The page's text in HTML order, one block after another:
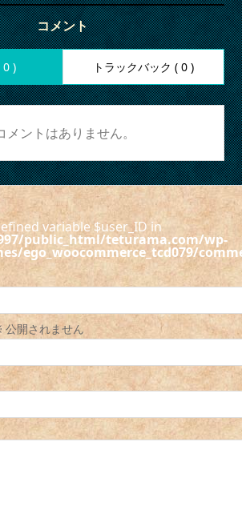
コメント
0 ) トラックバック ( 0 )
ントはありません。
variable $user_ID in
public_html/teturama.com/wp-
ego_woocommerce_tcd079/
開されません